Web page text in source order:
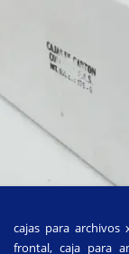
cajas para archivos
frontal, caja para